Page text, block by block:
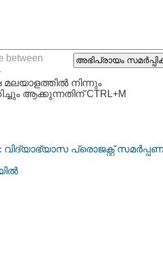
between
നിന്നും
ആക്കുന്നതിന് CTRL+M
പ്രൊജക്റ്റ്